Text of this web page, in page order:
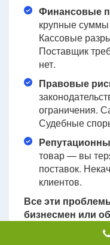
Финансовые
крупные
Кассовые
Поставщик
нет.
Правовые
ограничения.
Судебные
товар — вы
поставок.
клиентов.
Все эти
бизнесмен или
компания с
и опытом